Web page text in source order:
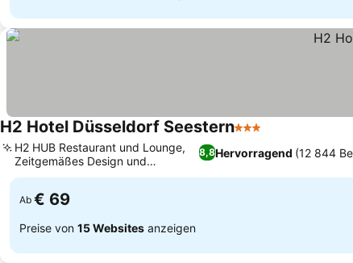
H2 Hotel Düsseldorf Seestern3 Sterne
8,8Hervorragend (12 844
H2 HUB Restaurant und Lounge,
Zeitgemäßes Design und
Annehmlichkeiten
Ab € 69
Preise von 15 Websites anzeigen